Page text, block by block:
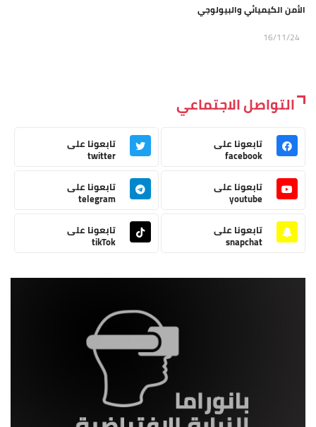
الأمن الكيميائي والبيولوجي
16/11/24
التواصل الاجتماعي
تابعونا على
facebook
تابعونا على
twitter
تابعونا على
youtube
تابعونا على
telegram
تابعونا على
snapchat
تابعونا على
tikTok